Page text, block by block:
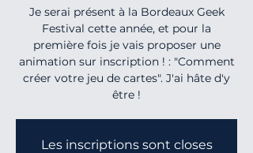
Je serai présent à la Bordeaux Geek
Festival cette année, et pour la
première fois je vais proposer une
animation sur inscription ! : "Comment
créer votre jeu de cartes". J'ai hâte d'y
être !
Les inscriptions sont closes